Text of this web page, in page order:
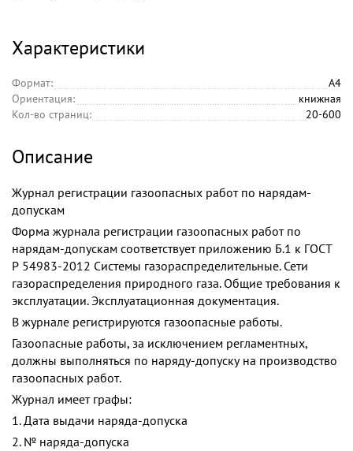
Характеристики
Формат:
А4
Ориентация:
книжная
Кол-во страниц:
20-600
Описание
Журнал регистрации газоопасных работ по нарядам-
допускам
Форма журнала регистрации газоопасных работ по
нарядам-допускам соответствует приложению Б.1 к ГОСТ
Р 54983-2012 Системы газораспределительные. Сети
газораспределения природного газа. Общие требования к
эксплуатации. Эксплуатационная документация.
В журнале регистрируются газоопасные работы.
Газоопасные работы, за исключением регламентных,
должны выполняться по наряду-допуску на производство
газоопасных работ.
Журнал имеет графы:
1. Дата выдачи наряда-допуска
2. № наряда-допуска